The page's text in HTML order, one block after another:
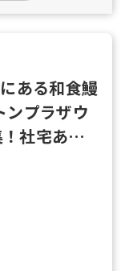
ある和食鰻
ンプラザウ
社宅あり